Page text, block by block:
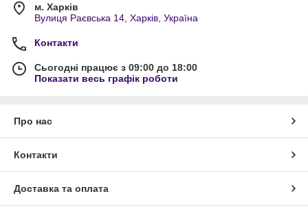
м. Харків
Вулиця Раєвська 14, Харків, Україна
Контакти
Сьогодні працює з 09:00 до 18:00
Показати весь графік роботи
Про нас
Контакти
Доставка та оплата